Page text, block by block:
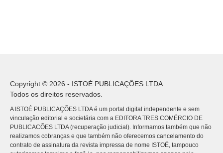
Copyright © 2026 - ISTOÉ PUBLICAÇÕES LTDA
Todos os direitos reservados.
A ISTOÉ PUBLICAÇÕES LTDA é um portal digital independente e sem
vinculação editorial e societária com a EDITORA TRES COMÉRCIO DE
PUBLICACÕES LTDA (recuperação judicial). Informamos também que não
realizamos cobranças e que também não oferecemos cancelamento do
contrato de assinatura da revista impressa de nome ISTOÉ, tampouco